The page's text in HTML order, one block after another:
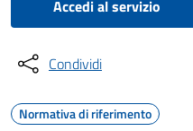
Accedi al servizio
Condividi
Normativa di riferimento